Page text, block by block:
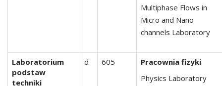
Multiphase Flows in
Micro and Nano
channels Laboratory
Laboratorium
podstaw
techniki
d 605
Pracownia fizyki
Physics Laboratory